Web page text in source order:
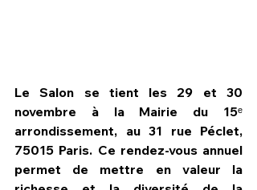
Le Salon se tient les 29 et 30
novembre à la Mairie du 15ᵉ
arrondissement, au 31 rue Péclet,
75015 Paris. Ce rendez-vous annuel
permet de mettre en valeur la